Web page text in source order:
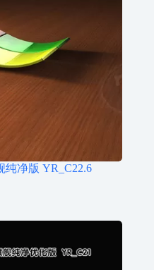
纯净版 YR_C22.6